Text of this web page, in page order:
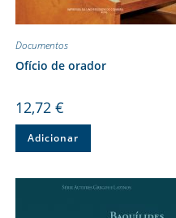
Documentos
Ofício de orador
12,72 €
Adicionar